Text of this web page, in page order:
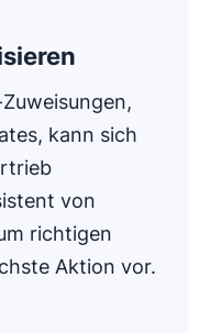
kann sich
von
richtigen
Aktion vor.